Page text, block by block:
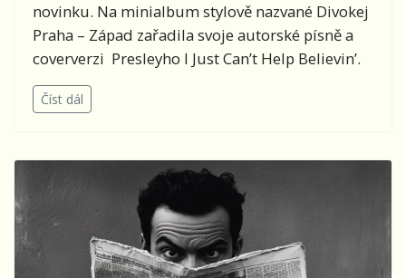
novinku. Na minialbum stylově nazvané Divokej
Praha – Západ zařadila svoje autorské písně a
coververzi Presleyho I Just Can’t Help Believin’.
Číst dál